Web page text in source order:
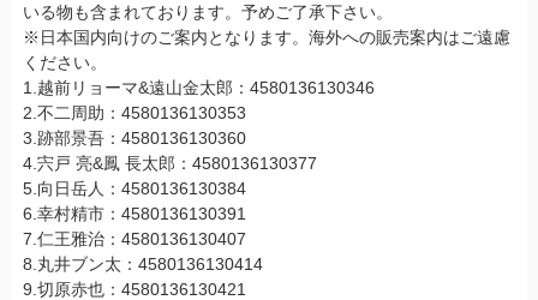
いる物も含まれております。予めご了承下さい。
※日本国内向けのご案内となります。海外への販売案内はご遠慮
ください。
1.越前リョーマ&遠山金太郎：4580136130346
2.不二周助：4580136130353
3.跡部景吾：4580136130360
4.宍戸 亮&鳳 長太郎：4580136130377
5.向日岳人：4580136130384
6.幸村精市：4580136130391
7.仁王雅治：4580136130407
8.丸井ブン太：4580136130414
9.切原赤也：4580136130421